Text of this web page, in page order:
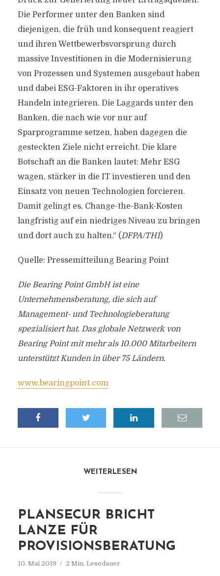
Die Performer unter den Banken sind
diejenigen, die früh und konsequent reagiert
und ihren Wettbewerbsvorsprung durch
massive Investitionen in die Modernisierung
von Prozessen und Systemen ausgebaut haben
und dabei ESG-Faktoren in ihr operatives
Handeln integrieren. Die Laggards unter den
Banken, die nach wie vor nur auf
Sparprogramme setzen, haben dagegen die
gesteckten Ziele nicht erreicht. Die klare
Botschaft an die Banken lautet: Mehr ESG
wagen, stärker in die IT investieren und den
Einsatz von neuen Technologien forcieren.
Damit gelingt es, Change-the-Bank-Kosten
langfristig auf ein niedriges Niveau zu bringen
und dort auch zu halten.“ (DFPA/TH1)
Quelle: Pressemitteilung Bearing Point
Die Bearing Point GmbH ist eine
Unternehmensberatung, die sich auf
Management- und Technologieberatung
spezialisiert hat. Das globale Netzwerk von
Bearing Point mit mehr als 10.000 Mitarbeitern
unterstützt Kunden in über 75 Ländern.
www.bearingpoint.com
WEITERLESEN
PLANSECUR BRICHT
LANZE FÜR
PROVISIONSBERATUNG
10. Mai 2019 2 Min. Lesedauer